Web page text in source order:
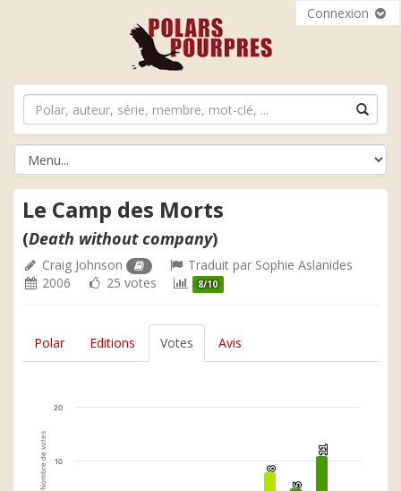
Connexion
Le Camp des Morts
(Death without company)
Craig Johnson Traduit par Sophie Aslanides
2006
25 votes 8/10
Polar Editions Votes Avis
Nombre de votes 8
8
5
5
11
11
10
20